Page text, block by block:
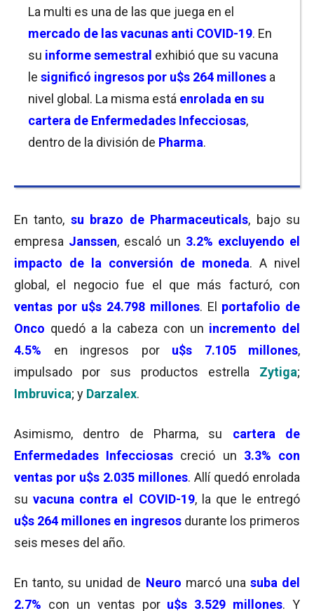
La multi es una de las que juega en el
mercado de las vacunas anti COVID-19. En
su informe semestral exhibió que su vacuna
le significó ingresos por u$s 264 millones a
nivel global. La misma está enrolada en su
cartera de Enfermedades Infecciosas,
dentro de la división de Pharma.
En tanto, su brazo de Pharmaceuticals, bajo su
empresa Janssen, escaló un 3.2% excluyendo el
impacto de la conversión de moneda. A nivel
global, el negocio fue el que más facturó, con
ventas por u$s 24.798 millones. El portafolio de
Onco quedó a la cabeza con un incremento del
4.5%
en ingresos por u$s 7.105 millones,
impulsado por sus productos estrella Zytiga;
Imbruvica; y Darzalex.
Asimismo, dentro de Pharma, su cartera de
Enfermedades Infecciosas creció un 3.3% con
ventas por u$s 2.035 millones. Allí quedó enrolada
suvacuna contra el COVID-19, la que le entregó
u$s 264 millones en ingresos durante los primeros
seis meses del año.
En tanto, su unidad de Neuro marcó una suba del
2.7% con un ventas por u$s 3.529 millones. Y